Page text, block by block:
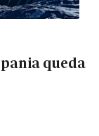
queda